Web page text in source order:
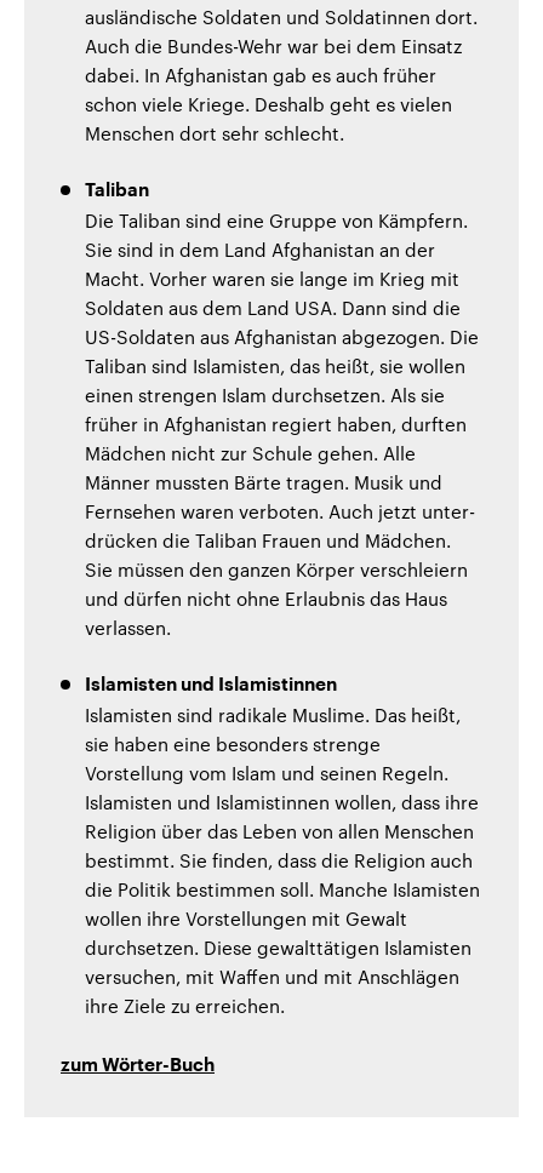
ausländische Soldaten und Soldatinnen dort.
Auch die Bundes-Wehr war bei dem Einsatz
dabei. In Afghanistan gab es auch früher
schon viele Kriege. Deshalb geht es vielen
Menschen dort sehr schlecht.
Taliban
Die Taliban sind eine Gruppe von Kämpfern.
Sie sind in dem Land Afghanistan an der
Macht. Vorher waren sie lange im Krieg mit
Soldaten aus dem Land USA. Dann sind die
US-Soldaten aus Afghanistan abgezogen. Die
Taliban sind Islamisten, das heißt, sie wollen
einen strengen Islam durchsetzen. Als sie
früher in Afghanistan regiert haben, durften
Mädchen nicht zur Schule gehen. Alle
Männer mussten Bärte tragen. Musik und
Fernsehen waren verboten. Auch jetzt unter-
drücken die Taliban Frauen und Mädchen.
Sie müssen den ganzen Körper verschleiern
und dürfen nicht ohne Erlaubnis das Haus
verlassen.
Islamisten und Islamistinnen
Islamisten sind radikale Muslime. Das heißt,
sie haben eine besonders strenge
Vorstellung vom Islam und seinen Regeln.
Islamisten und Islamistinnen wollen, dass ihre
Religion über das Leben von allen Menschen
bestimmt. Sie finden, dass die Religion auch
die Politik bestimmen soll. Manche Islamisten
wollen ihre Vorstellungen mit Gewalt
durchsetzen. Diese gewalttätigen Islamisten
versuchen, mit Waffen und mit Anschlägen
ihre Ziele zu erreichen.
zum Wörter-Buch